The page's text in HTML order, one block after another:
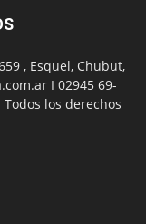
, Esquel, Chubut,
I 02945 69-
los derechos